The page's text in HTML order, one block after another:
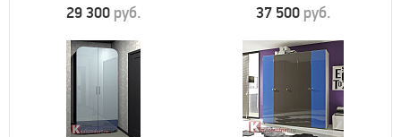
29 300 руб. 37 500 руб.